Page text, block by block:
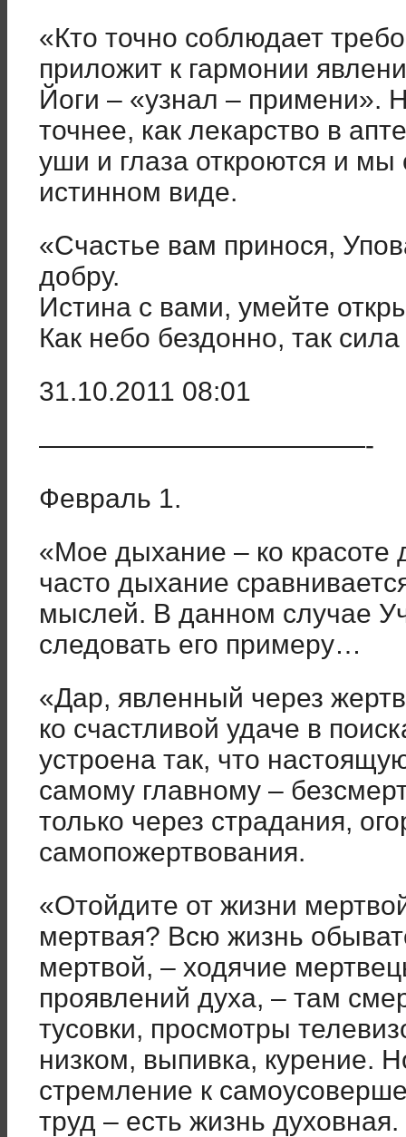
«Кто точно соблюдает
приложит к гармонии
Йоги – «узнал – примени».
точнее, как лекарство в
уши и глаза откроются и
истинном виде.
«Счастье вам принося,
добру.
Истина с вами, умейте
Как небо бездонно, так
31.10.2011 08:01
————————————-
Февраль 1.
«Мое дыхание – ко красоте
часто дыхание
мыслей. В данном случае
следовать его примеру…
«Дар, явленный через
ко счастливой удаче в
устроена так, что
самому главному –
только через страдания,
самопожертвования.
«Отойдите от жизни
мертвая? Всю жизнь
мертвой, – ходячие
проявлений духа, – там
тусовки, просмотры
низком, выпивка, курение.
стремление к
труд – есть жизнь духовная.